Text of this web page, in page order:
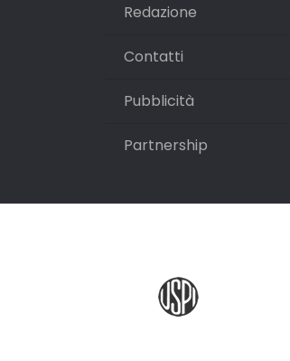
Redazione
Contatti
Pubblicità
Partnership